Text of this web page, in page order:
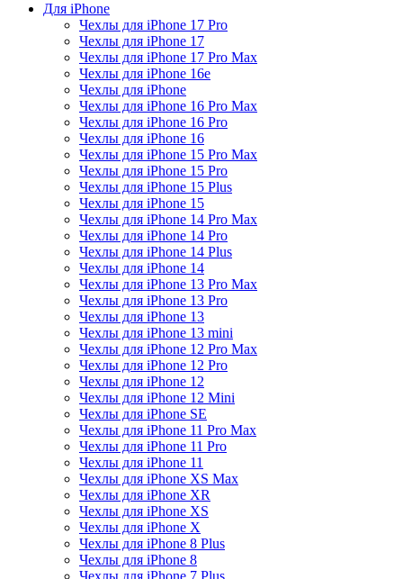
Для iPhone
Чехлы для iPhone 17 Pro
Чехлы для iPhone 17
Чехлы для iPhone 17 Pro Max
Чехлы для iPhone 16e
Чехлы для iPhone
Чехлы для iPhone 16 Pro Max
Чехлы для iPhone 16 Pro
Чехлы для iPhone 16
Чехлы для iPhone 15 Pro Max
Чехлы для iPhone 15 Pro
Чехлы для iPhone 15 Plus
Чехлы для iPhone 15
Чехлы для iPhone 14 Pro Max
Чехлы для iPhone 14 Pro
Чехлы для iPhone 14 Plus
Чехлы для iPhone 14
Чехлы для iPhone 13 Pro Max
Чехлы для iPhone 13 Pro
Чехлы для iPhone 13
Чехлы для iPhone 13 mini
Чехлы для iPhone 12 Pro Max
Чехлы для iPhone 12 Pro
Чехлы для iPhone 12
Чехлы для iPhone 12 Mini
Чехлы для iPhone SE
Чехлы для iPhone 11 Pro Max
Чехлы для iPhone 11 Pro
Чехлы для iPhone 11
Чехлы для iPhone XS Max
Чехлы для iPhone XR
Чехлы для iPhone XS
Чехлы для iPhone X
Чехлы для iPhone 8 Plus
Чехлы для iPhone 8
Чехлы для iPhone 7 Plus